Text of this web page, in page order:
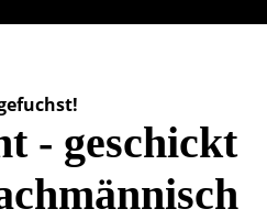
- geschickt